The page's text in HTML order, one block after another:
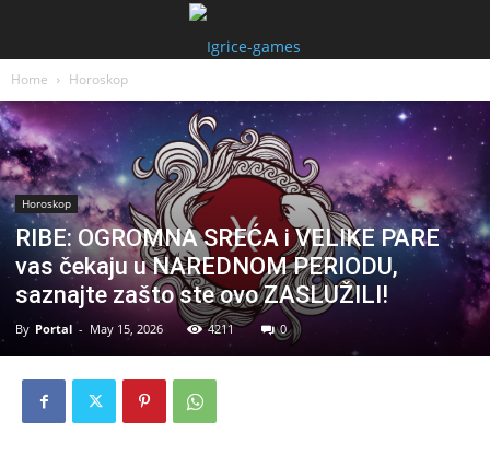
Home Horoskop
Horoskop
RIBE: OGROMNA SREĆA i VELIKE PARE
vas čekaju u NAREDNOM PERIODU,
saznajte zašto ste ovo ZASLUŽILI!
By Portal - May 15, 2026 4211 0